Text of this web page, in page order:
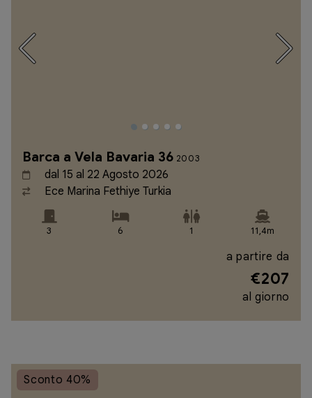
Barca a Vela Bavaria 36 2003
dal 15 al 22 Agosto 2026
Ece Marina Fethiye Turkia
3 6 1 11,4m
a partire da
€207
al giorno
Sconto 40%